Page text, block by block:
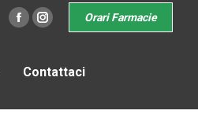
FacebookInstagram
Orari Farmacie
Contattaci